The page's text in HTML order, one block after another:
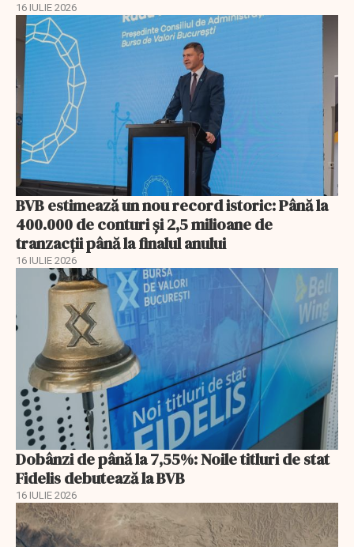
16 IULIE 2026
BVB estimează un nou record istoric: Până la
400.000 de conturi și 2,5 milioane de
tranzacții până la finalul anului
16 IULIE 2026
Dobânzi de până la 7,55%: Noile titluri de stat
Fidelis debutează la BVB
16 IULIE 2026